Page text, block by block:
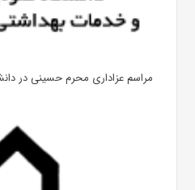
مراسم عزاداری محرم حسینی در